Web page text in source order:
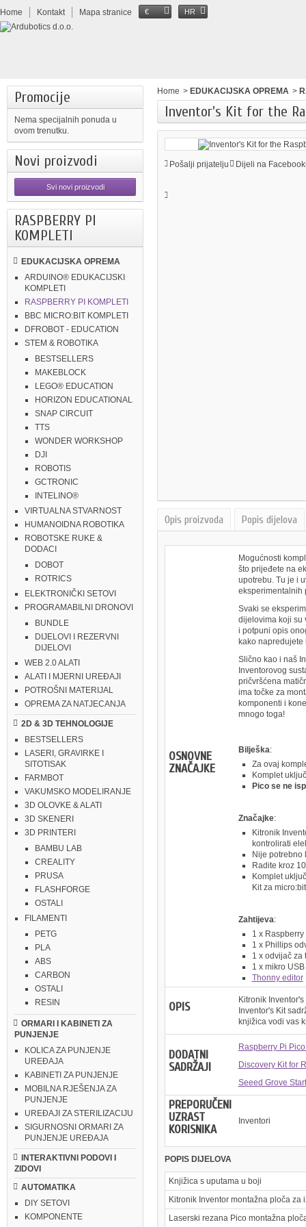
Home Kontakt Mapa stranice € HR
Promocije
Nema specijalnih ponuda u
ovom trenutku.
Novi proizvodi
Svi novi proizvodi
RASPBERRY PI
KOMPLETI
EDUKACIJSKA OPREMA
ARDUINO® EDUKACIJSKI
KOMPLETI
RASPBERRY PI KOMPLETI
BBC MICRO:BIT KOMPLETI
DFROBOT - EDUCATION
STEM & ROBOTIKA
BESTSELLERS
MAKEBLOCK
LEGO® EDUCATION
HORIZON EDUCATIONAL
SNAP CIRCUIT
TTS
WONDER WORKSHOP
DJI
ROBOTIS
GCTRONIC
INTELINO®
VIRTUALNA STVARNOST
HUMANOIDNA ROBOTIKA
ROBOTSKE RUKE &
DODACI
DOBOT
ROTRICS
ELEKTRONIČKI SETOVI
PROGRAMABILNI DRONOVI
BUNDLE
DIJELOVI I REZERVNI
DIJELOVI
WEB 2.0 ALATI
ALATI I MJERNI UREĐAJI
POTROŠNI MATERIJAL
OPREMA ZA NATJECANJA
2D & 3D TEHNOLOGIJE
BESTSELLERS
LASERI, GRAVIRKE I
SITOTISAK
FARMBOT
VAKUMSKO MODELIRANJE
3D OLOVKE & ALATI
3D SKENERI
3D PRINTERI
BAMBU LAB
CREALITY
PRUSA
FLASHFORGE
OSTALI
FILAMENTI
PETG
PLA
ABS
CARBON
OSTALI
RESIN
ORMARI I KABINETI ZA
PUNJENJE
KOLICA ZA PUNJENJE
UREĐAJA
KABINETI ZA PUNJENJE
MOBILNA RJEŠENJA ZA
PUNJENJE
UREĐAJI ZA STERILIZACIJU
SIGURNOSNI ORMARI ZA
PUNJENJE UREĐAJA
INTERAKTIVNI PODOVI I
ZIDOVI
AUTOMATIKA
DIY SETOVI
KOMPONENTE
Home > EDUKACIJSKA OPREMA >
Inventor's Kit for the
Pošalji prijatelju Dijeli na
Opis proizvoda Popis dijelova
OSNOVNE
ZNAČAJKE
Mogućnosti
što prijeđete na
upotrebu. Tu je i
eksperimentalnih
Svaki se
dijelovima koji su
i potpuni opis
kako napredujete
Slično kao i naš
Inventorovog
pričvršćena
ima točke za
komponenti i
mnogo toga!
Bilješka:
Za ovaj
Komplet
Pico se ne
Značajke:
Kitronik
kontrolirati
Nije potrebno
Radite kroz
Komplet
Kit za
Zahtijeva:
1 x
1 x Phillips
1 x odvijač za
1 x mikro
Thonny editor
OPIS
Kitronik
Inventor's Kit
knjižica vodi vas
DODATNI
SADRŽAJI
Raspberry Pi
Discovery Kit for
Seeed Grove
PREPORUČENI
UZRAST
KORISNIKA
Inventori
POPIS DIJELOVA
Knjižica s uputama u boji
Kitronik Inventor montažna ploča za
Laserski rezana Pico montažna